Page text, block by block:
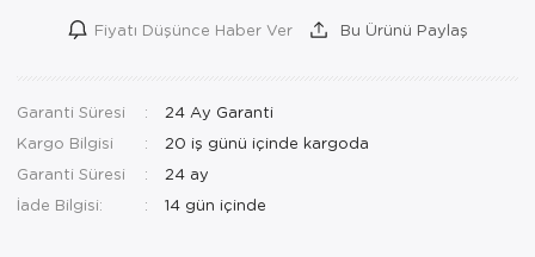
Fiyatı Düşünce Haber Ver Bu Ürünü Paylaş
Garanti Süresi
24 Ay Garanti
Kargo Bilgisi
20 iş günü içinde kargoda
Garanti Süresi
24 ay
İade Bilgisi: